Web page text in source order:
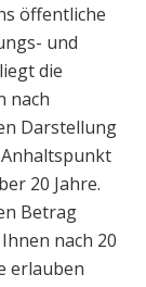
öffentliche
und
die
nach
Darstellung
20 Jahre.
Betrag
nach 20
erlauben